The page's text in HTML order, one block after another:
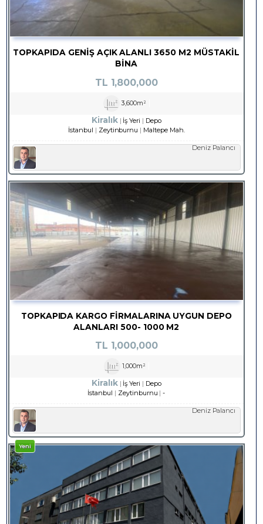
TOPKAPIDA GENİŞ AÇIK ALANLI 3650 M2 MÜSTAKİL
BİNA
TL 1,800,000
3,600m²
Kiralık İş Yeri
Depo
İstanbul
Zeytinburnu Maltepe Mah.
Deniz Palancı
TOPKAPIDA KARGO FIRMALARINA UYGUN DEPO
ALANLARI 500- 1000 M2
TL 1,000,000
1,000m²
Kiralık İş Yeri
Depo
İstanbul
Zeytinburnu -
Deniz Palancı
Yeni